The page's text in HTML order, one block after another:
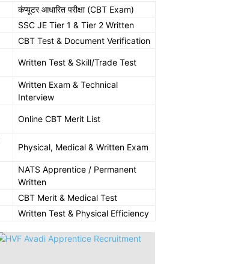
कंप्यूटर आधारित परीक्षा (CBT Exam)
SSC JE Tier 1 & Tier 2 Written
CBT Test & Document Verification
Written Test & Skill/Trade Test
Written Exam & Technical
Interview
Online CBT Merit List
Physical, Medical & Written Exam
NATS Apprentice / Permanent
Written
CBT Merit & Medical Test
Written Test & Physical Efficiency